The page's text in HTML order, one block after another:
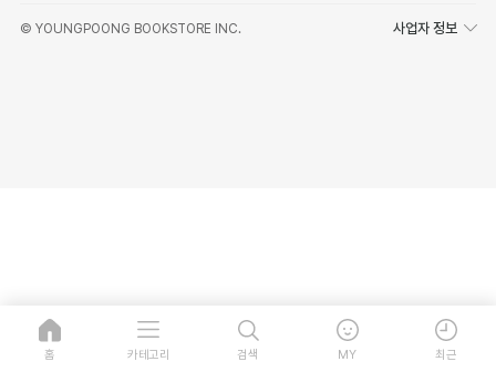
© YOUNGPOONG BOOKSTORE INC. 사업자 정보
홈 카테고리 검색 MY 최근